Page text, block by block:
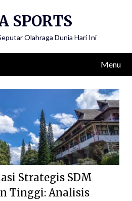
SPORTS
Olahraga Dunia Hari Ini
Menu
Strategis SDM
Tinggi: Analisis